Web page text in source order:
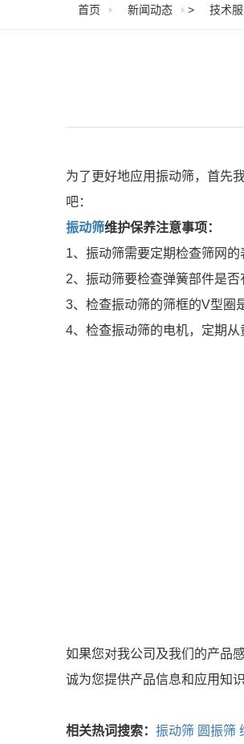
首页 新闻动态 > 技术
为了更好地应用振动筛，首先
吧：
振动筛维护保养注意事项：
1、振动筛需要定期检查筛网
2、振动筛要检查弹簧部件是
3、检查振动筛的筛框的V型圈
4、检查振动筛的电机，定期从
如果您对我公司及我们的产品
诚为您提供产品信息和应用知
相关热词搜索： 振动筛 圆振筛